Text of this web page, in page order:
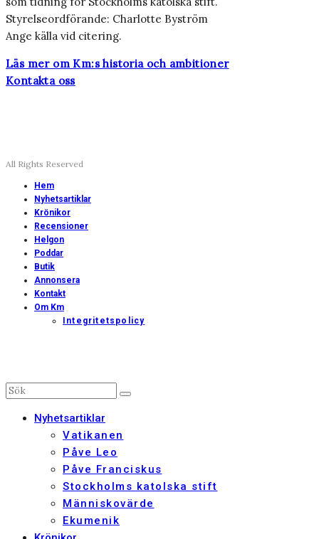
Styrelseordförande: Charlotte Byström
Ange källa vid citering.
Läs mer om Km:s historia och ambitioner
Kontakta oss
All Rights Reserved
Hem
Nyhetsartiklar
Krönikor
Recensioner
Helgon
Poddar
Butik
Annonsera
Kontakt
Om Km
Integritetspolicy
Nyhetsartiklar
Vatikanen
Påve Leo
Påve Franciskus
Stockholms katolska stift
Människovärde
Ekumenik